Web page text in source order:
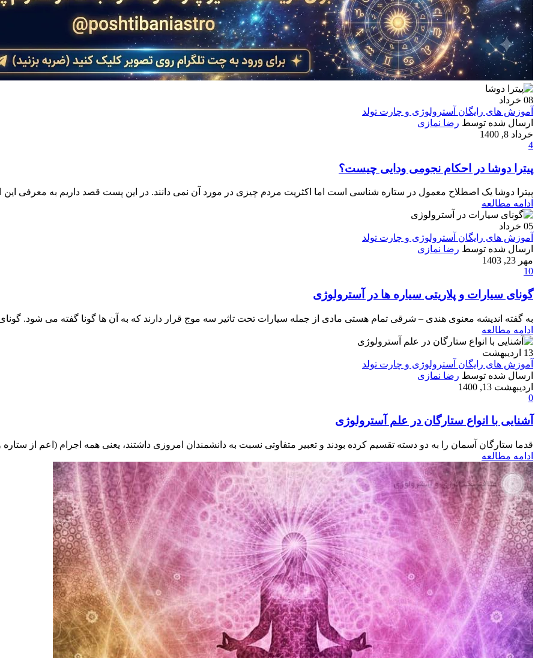
08 خرداد
آموزش های رایگان آسترولوژی و چارت تولد
ارسال شده توسط رضا نمازی
خرداد 8, 1400
4
پیترا دوشا در احکام نجومی ودایی چیست؟
پیترا دوشا یک اصطلاح معمول در ستاره شناسی است اما اکثریت مردم چیزی در مورد آن نمی دانند. در این پست قصد داریم به معرفی این
ادامه مطالعه
05 خرداد
آموزش های رایگان آسترولوژی و چارت تولد
ارسال شده توسط رضا نمازی
مهر 23, 1403
10
گونای سیارات و پلاریتی سیاره ها در آسترولوژی
به گفته اندیشه معنوی هندی – شرقی تمام هستی مادی از جمله سیارات تحت تاثیر سه موج قرار دارند که به آن ها گونا گفته می شود.
ادامه مطالعه
13 اردیبهشت
آموزش های رایگان آسترولوژی و چارت تولد
ارسال شده توسط رضا نمازی
اردیبهشت 13, 1400
0
آشنایی با انواع ستارگان در علم آسترولوژی
قدما ستارگان آسمان را به دو دسته تقسیم کرده بودند و تعبیر متفاوتی نسبت به دانشمندان امروزی داشتند، یعنی همه اجرام (اعم از ستاره
ادامه مطالعه